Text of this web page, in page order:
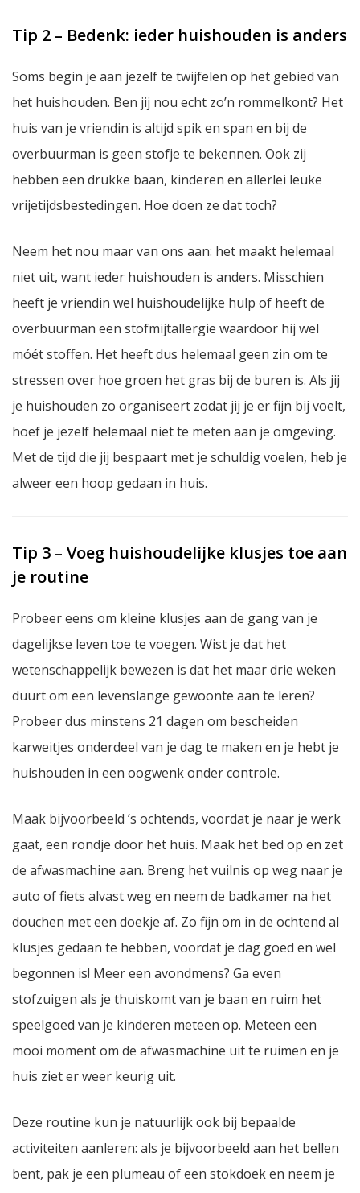
Tip 2 – Bedenk: ieder huishouden is anders
Soms begin je aan jezelf te twijfelen op het gebied van
het huishouden. Ben jij nou echt zo’n rommelkont? Het
huis van je vriendin is altijd spik en span en bij de
overbuurman is geen stofje te bekennen. Ook zij
hebben een drukke baan, kinderen en allerlei leuke
vrijetijdsbestedingen. Hoe doen ze dat toch?
Neem het nou maar van ons aan: het maakt helemaal
niet uit, want ieder huishouden is anders. Misschien
heeft je vriendin wel huishoudelijke hulp of heeft de
overbuurman een stofmijtallergie waardoor hij wel
móét stoffen. Het heeft dus helemaal geen zin om te
stressen over hoe groen het gras bij de buren is. Als jij
je huishouden zo organiseert zodat jij je er fijn bij voelt,
hoef je jezelf helemaal niet te meten aan je omgeving.
Met de tijd die jij bespaart met je schuldig voelen, heb je
alweer een hoop gedaan in huis.
Tip 3 – Voeg huishoudelijke klusjes toe aan
je routine
Probeer eens om kleine klusjes aan de gang van je
dagelijkse leven toe te voegen. Wist je dat het
wetenschappelijk bewezen is dat het maar drie weken
duurt om een levenslange gewoonte aan te leren?
Probeer dus minstens 21 dagen om bescheiden
karweitjes onderdeel van je dag te maken en je hebt je
huishouden in een oogwenk onder controle.
Maak bijvoorbeeld ’s ochtends, voordat je naar je werk
gaat, een rondje door het huis. Maak het bed op en zet
de afwasmachine aan. Breng het vuilnis op weg naar je
auto of fiets alvast weg en neem de badkamer na het
douchen met een doekje af. Zo fijn om in de ochtend al
klusjes gedaan te hebben, voordat je dag goed en wel
begonnen is! Meer een avondmens? Ga even
stofzuigen als je thuiskomt van je baan en ruim het
speelgoed van je kinderen meteen op. Meteen een
mooi moment om de afwasmachine uit te ruimen en je
huis ziet er weer keurig uit.
Deze routine kun je natuurlijk ook bij bepaalde
activiteiten aanleren: als je bijvoorbeeld aan het bellen
bent, pak je een plumeau of een stokdoek en neem je